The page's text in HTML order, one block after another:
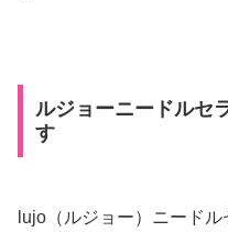
ルジョーニードルセ
す
lujo（ルジョー）ニード